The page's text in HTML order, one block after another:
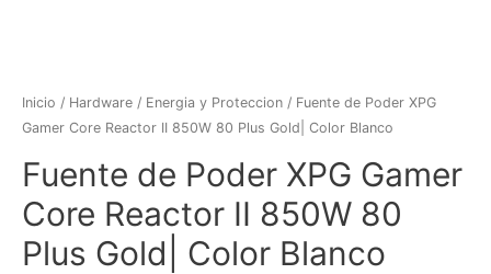
Inicio / Hardware / Energia y Proteccion / Fuente de Poder XPG
Gamer Core Reactor II 850W 80 Plus Gold| Color Blanco
Fuente de Poder XPG Gamer
Core Reactor II 850W 80
Plus Gold| Color Blanco